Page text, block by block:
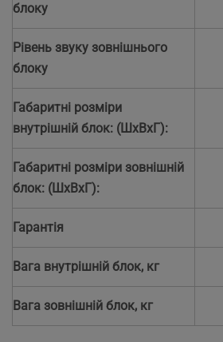
блоку
Рівень звуку зовнішнього
блоку
Габаритні розміри
внутрішній блок: (ШхВхГ):
Габаритні розміри зовнішній
блок: (ШхВхГ):
Гарантія
Вага внутрішній блок, кг
Вага зовнішній блок, кг